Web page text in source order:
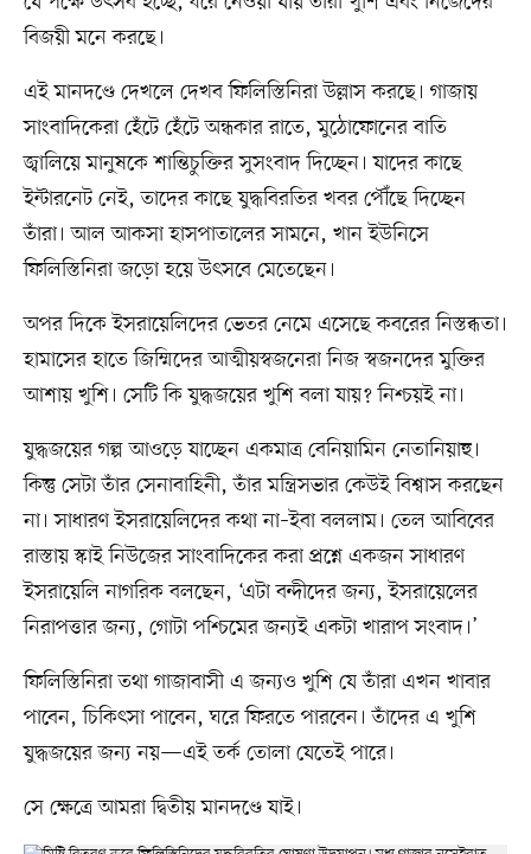
বিজয়ী মনে করছে।
এই মানদণ্ডে দেখলে দেখব ফিলিস্তিনিরা উল্লাস করছে। গাজায়
সাংবাদিকেরা হেঁটে হেঁটে অন্ধকার রাতে, মুঠোফোনের বাতি
জ্বালিয়ে মানুষকে শান্তিচুক্তির সুসংবাদ দিচ্ছেন। যাদের কাছে
ইন্টারনেট নেই, তাদের কাছে যুদ্ধবিরতির খবর পৌঁছে দিচ্ছেন
তাঁরা। আল আকসা হাসপাতালের সামনে, খান ইউনিসে
ফিলিস্তিনিরা জড়ো হয়ে উৎসবে মেতেছেন।
অপর দিকে ইসরায়েলিদের ভেতর নেমে এসেছে কবরের নিস্তব্ধতা।
হামাসের হাতে জিম্মিদের আত্মীয়স্বজনেরা নিজ স্বজনদের মুক্তির
আশায় খুশি। সেটি কি যুদ্ধজয়ের খুশি বলা যায়? নিশ্চয়ই না।
যুদ্ধজয়ের গল্প আওড়ে যাচ্ছেন একমাত্র বেনিয়ামিন নেতানিয়াহু।
কিন্তু সেটা তাঁর সেনাবাহিনী, তাঁর মন্ত্রিসভার কেউই বিশ্বাস করছেন
না। সাধারণ ইসরায়েলিদের কথা না–ইবা বললাম। তেল আবিবের
রাস্তায় স্কাই নিউজের সাংবাদিকের করা প্রশ্নে একজন সাধারণ
ইসরায়েলি নাগরিক বলছেন, ‘এটা বন্দীদের জন্য, ইসরায়েলের
নিরাপত্তার জন্য, গোটা পশ্চিমের জন্যই একটা খারাপ সংবাদ।’
ফিলিস্তিনিরা তথা গাজাবাসী এ জন্যও খুশি যে তাঁরা এখন খাবার
পাবেন, চিকিৎসা পাবেন, ঘরে ফিরতে পারবেন। তাঁদের এ খুশি
যুদ্ধজয়ের জন্য নয়—এই তর্ক তোলা যেতেই পারে।
সে ক্ষেত্রে আমরা দ্বিতীয় মানদণ্ডে যাই।